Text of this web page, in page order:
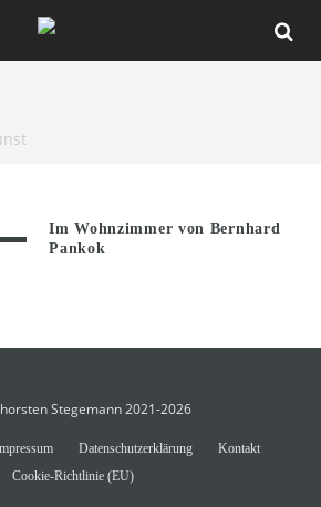
Im Wohnzimmer von Bernhard
Pankok
Stegemann 2021-2026
Datenschutzerklärung
Kontakt
Cookie-Richtlinie (EU)